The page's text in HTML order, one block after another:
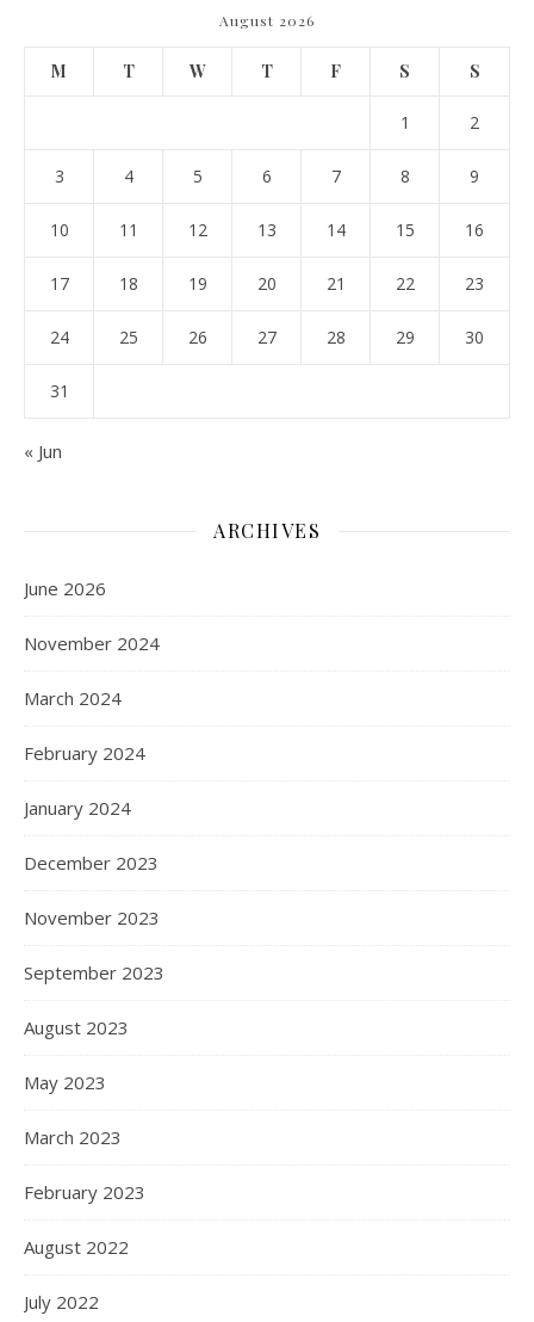
August 2026
M T W T F S S
1 2
3 4 5 6 7 8 9
10 11 12 13 14 15 16
17 18 19 20 21 22 23
24 25 26 27 28 29 30
31
« Jun
ARCHIVES
June 2026
November 2024
March 2024
February 2024
January 2024
December 2023
November 2023
September 2023
August 2023
May 2023
March 2023
February 2023
August 2022
July 2022